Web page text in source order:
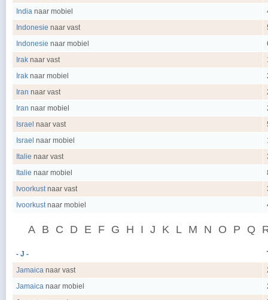
India naar mobiel
Indonesie naar vast
Indonesie naar mobiel
Irak naar vast
Irak naar mobiel
Iran naar vast
Iran naar mobiel
Israel naar vast
Israel naar mobiel
Italie naar vast
Italie naar mobiel
Ivoorkustnaar vast
Ivoorkustnaar mobiel
A B C D E F G H I J K L M N O P Q
- J -
Jamaica naar vast
Jamaica naar mobiel